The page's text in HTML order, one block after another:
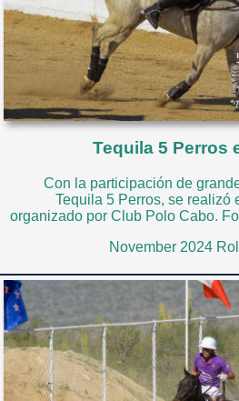
Tequila 5 Perros
Con la participación de
Tequila 5 Perros, se realizó
organizado por Club Polo Cabo.
November 2024